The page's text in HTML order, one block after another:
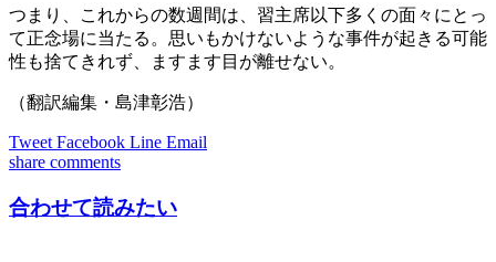
つまり、これからの数週間は、習主席以下多くの面々にとっ
て正念場に当たる。思いもかけないような事件が起きる可能
性も捨てきれず、ますます目が離せない。
（翻訳編集・島津彰浩）
Tweet Facebook Line Email
share comments
合わせて読みたい